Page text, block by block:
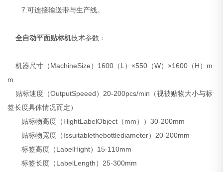
7.可连接输送带与生产线。
全自动平面贴标机技术参数：
机器尺寸（MachineSize）1600（L）×550（W）×1600（H）m
m
贴标速度（OutputSpeeed）20-200pcs/min（视被贴物大小与标
签长度具体情况而定）
贴标物高度（HightLabelObject（mm））30-200mm
贴标物宽度（Issuitablethebottlediameter）20-200mm
标签高度（LabelHight）15-110mm
标签长度（LabelLength）25-300mm